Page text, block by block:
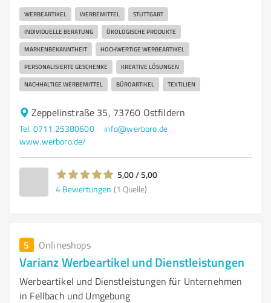
WERBEARTIKEL WERBEMITTEL STUTTGART
INDIVIDUELLE BERATUNG ÖKOLOGISCHE PRODUKTE
MARKENBEKANNTHEIT HOCHWERTIGE WERBEARTIKEL
PERSONALISIERTE GESCHENKE KREATIVE LÖSUNGEN
NACHHALTIGE WERBEMITTEL BÜROARTIKEL TEXTILIEN
Zeppelinstraße 35, 73760 Ostfildern
Tel. 0711 25380600
info@werboro.de
www.werboro.de/
5,00 / 5,00
4 Bewertungen (1 Quelle)
5 Onlineshops
Varianz Werbeartikel und Dienstleistungen
Werbeartikel und Dienstleistungen für Unternehmen
in Fellbach und Umgebung